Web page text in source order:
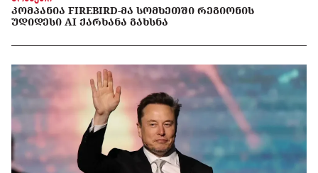
ᲙᲝᲛᲞᲐᲜᲘᲐ FIREBIRD-ᲛᲐ ᲡᲝᲛᲮᲔᲗᲨᲘ ᲠᲔᲒᲘᲝᲜᲘᲡ
ᲣᲓᲘᲓᲔᲡᲘ AI ᲥᲐᲠᲮᲐᲜᲐ ᲒᲐᲮᲡᲜᲐ